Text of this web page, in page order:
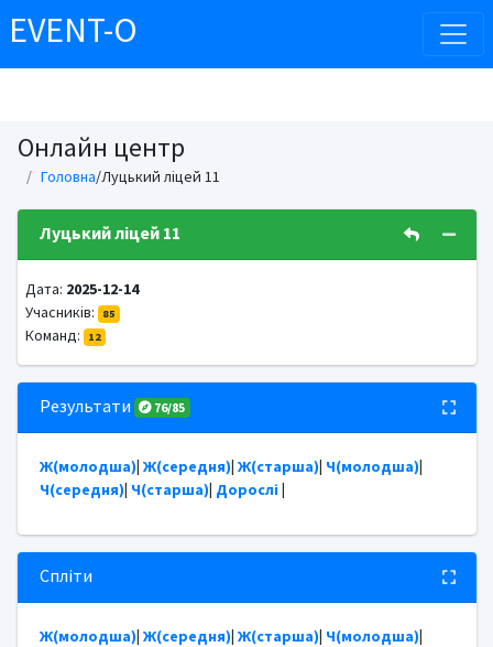
EVENT-O
Онлайн центр
Головна/Луцький ліцей 11
Луцький ліцей 11
Дата: 2025-12-14
Учасників:
85
Команд: 12
Результати 76/85
Ж(молодша)| Ж(середня)| Ж(старша)| Ч(молодша)|
Ч(середня)| Ч(старша)| Дорослі|
Спліти
Ж(молодша)| Ж(середня)| Ж(старша)| Ч(молодша)|